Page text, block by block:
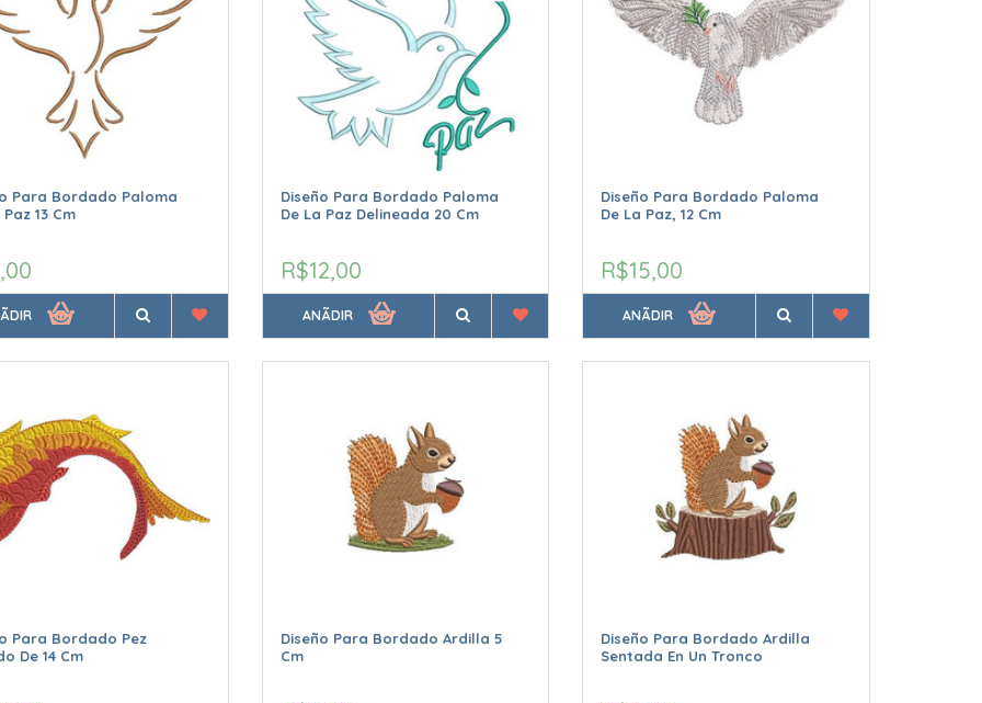
Para Bordado Paloma
Paz 13 Cm
Diseño Para Bordado Paloma
De La Paz Delineada 20 Cm
R$12,00
ANÃDIR
Diseño Para Bordado Paloma
De La Paz, 12 Cm
R$15,00
ANÃDIR
Para Bordado Pez
De 14 Cm
Diseño Para Bordado Ardilla 5
Cm
Diseño Para Bordado Ardilla
Sentada En Un Tronco